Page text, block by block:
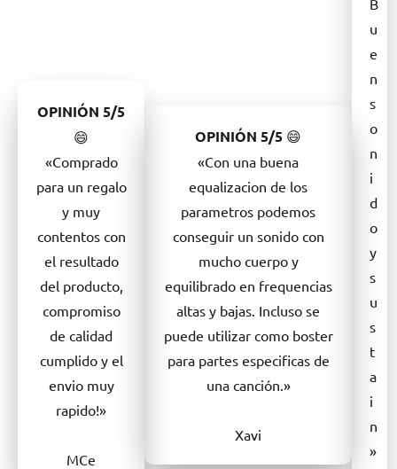
OPINIÓN 5/5
😄
«Comprado
para un regalo
y muy
contentos con
el resultado
del producto,
compromiso
de calidad
cumplido y el
envio muy
rapido!»
MCe
OPINIÓN 5/5 😄
«Con una buena
equalizacion de los
parametros podemos
conseguir un sonido con
mucho cuerpo y
equilibrado en frequencias
altas y bajas. Incluso se
puede utilizar como boster
para partes especificas de
una canción.»
Xavi
B
u
e
n
s
o
n
i
d
o
y
s
u
s
t
a
i
n
»